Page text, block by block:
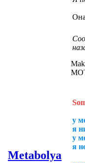
Metabolya
у
я
у
я